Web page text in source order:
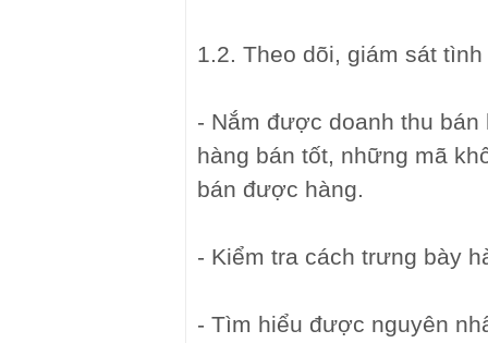
1.2. Theo dõi, giám sát
- Nắm được doanh thu bán
hàng bán tốt, những mã
bán được hàng.
- Kiểm tra cách trưng bày
- Tìm hiểu được nguyên